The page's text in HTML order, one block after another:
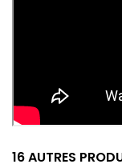
16 AUTRES